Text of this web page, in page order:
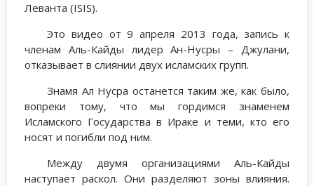
Леванта (ISIS).
Это видео от 9 апреля 2013 года, запись к
членам Аль-Кайды лидер Ан-Нусры – Джулани,
отказывает в слиянии двух исламских групп.
Знамя Ал Нусра останется таким же, как было,
вопреки тому, что мы гордимся знаменем
Исламского Государства в Ираке и теми, кто его
носят и погибли под ним.
Между двумя организациями Аль-Кайды
наступает раскол. Они разделяют зоны влияния.